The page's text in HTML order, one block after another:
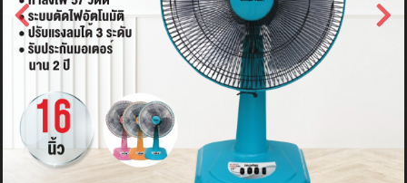
สมัครสมาชิค ลืมรหัสผ่าน?
การซื้อของฉัน
🔥โปรโมชัน🔥